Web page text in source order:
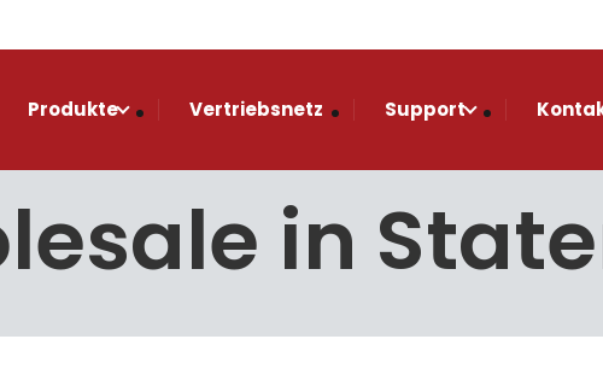
Produkte Vertriebsnetz Support
in